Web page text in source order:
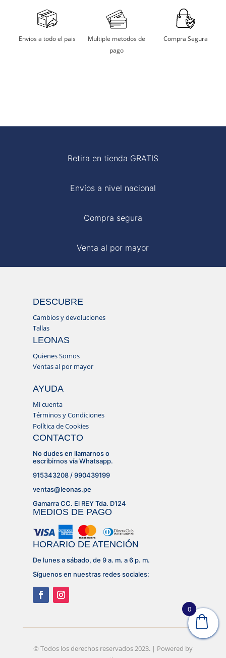
Secarlo en sombra.
Planchar a temperatura moderada
Aceptamos tarjetas de crédito, débito, transferencias
bancarias y billeteras digitales.
Envios a todo el pais
Multiple metodos de
pago
Compra Segura
Retira en tienda GRATIS
Envíos a nivel nacional
Compra segura
Venta al por mayor
DESCUBRE
Cambios y devoluciones
Tallas
LEONAS
Quienes Somos
Ventas al por mayor
AYUDA
Mi cuenta
Términos y Condiciones
Política de Cookies
CONTACTO
No dudes en llamarnos o
escribirnos vía Whatsapp.
915343208 / 990439199
ventas@leonas.pe
Gamarra CC. El REY Tda. D124
MEDIOS DE PAGO
HORARIO DE ATENCIÓN
De lunes a sábado, de 9 a. m. a 6 p. m.
Síguenos en nuestras redes sociales:
© Desarrollado porLujhon – Agencia de Marketing
© Todos los derechos reservados 2023. | Powered by
0